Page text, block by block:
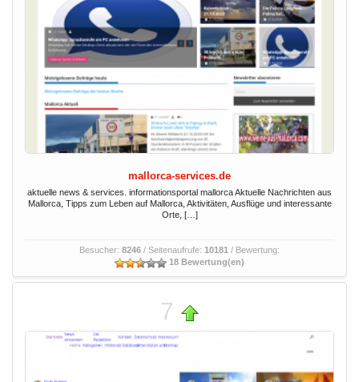
mallorca-services.de
aktuelle news & services. informationsportal mallorca Aktuelle Nachrichten aus
Mallorca, Tipps zum Leben auf Mallorca, Aktivitäten, Ausflüge und interessante
Orte, […]
Besucher: 8246 / Seitenaufrufe: 10181 / Bewertung:
18 Bewertung(en)
7